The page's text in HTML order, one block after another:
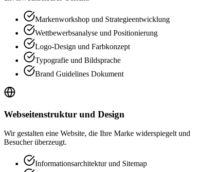
Markenworkshop und Strategieentwicklung
Wettbewerbsanalyse und Positionierung
Logo-Design und Farbkonzept
Typografie und Bildsprache
Brand Guidelines Dokument
Webseitenstruktur und Design
Wir gestalten eine Website, die Ihre Marke widerspiegelt und
Besucher überzeugt.
Informationsarchitektur und Sitemap